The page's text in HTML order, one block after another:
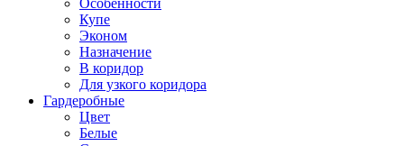
Особенности
Купе
Эконом
Назначение
В коридор
Для узкого коридора
Гардеробные
Цвет
Белые